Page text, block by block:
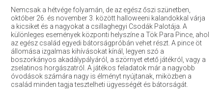
Nemcsak a hétvége folyamán, de az egész őszi szünetben,
október 26. és november 3. között halloweeni kalandokkal várja
a kicsiket és a nagyokat a csillaghegyi Csodák Palotája. A
különleges események központi helyszíne a Tök Para Pince, ahol
az egész család egyedi bátorságpróbán vehet részt. A pince öt
állomása izgalmas kihívásokat kínál, legyen szó a
boszorkányos akadálypályáról, a szörnyet etető játékról, vagy a
zselatinos horgászatról. A játékos feladatok már a nagyobb
óvodások számára nagy is élményt nyújtanak, miközben a
család minden tagja tesztelheti ügyességét és bátorságát.